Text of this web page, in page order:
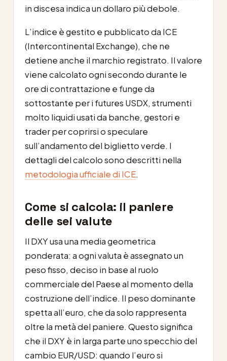
in discesa indica un dollaro più debole.
L’indice è gestito e pubblicato da ICE
(Intercontinental Exchange), che ne
detiene anche il marchio registrato. Il valore
viene calcolato ogni secondo durante le
ore di contrattazione e funge da
sottostante per i futures USDX, strumenti
molto liquidi usati da banche, gestori e
trader per coprirsi o speculare
sull’andamento del biglietto verde. I
dettagli del calcolo sono descritti nella
metodologia ufficiale di ICE.
Come si calcola: il paniere
delle sei valute
Il DXY usa una media geometrica
ponderata: a ogni valuta è assegnato un
peso fisso, deciso in base al ruolo
commerciale del Paese al momento della
costruzione dell’indice. Il peso dominante
spetta all’euro, che da solo rappresenta
oltre la metà del paniere. Questo significa
che il DXY è in larga parte uno specchio del
cambio EUR/USD: quando l’euro si